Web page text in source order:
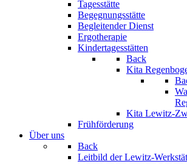
Tagesstätte
Begegnungsstätte
Begleitender Dienst
Ergotherapie
Kindertagesstätten
Back
Kita
Kita Lewitz-
Frühförderung
Über uns
Back
Leitbild der Lewitz-